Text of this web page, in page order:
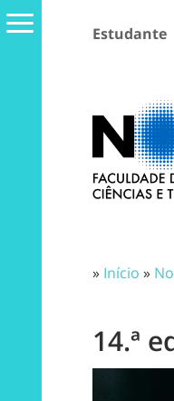
Estudante
» Início »
14.ª